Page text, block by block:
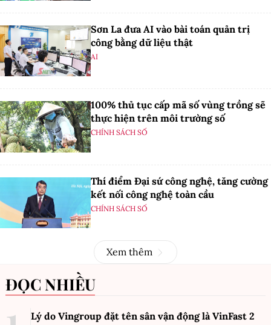
Sơn La đưa AI vào bài toán quản trị
công bằng dữ liệu thật
AI
100% thủ tục cấp mã số vùng trồng sẽ
thực hiện trên môi trường số
CHÍNH SÁCH SỐ
Thí điểm Đại sứ công nghệ, tăng cường
kết nối công nghệ toàn cầu
CHÍNH SÁCH SỐ
Xem thêm
ĐỌC NHIỀU
Lý do Vingroup đặt tên sân vận động là VinFast 2